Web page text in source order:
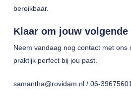
bereikbaar.
Klaar om jouw
Neem vandaag nog contact met ons
praktijk perfect bij jou past.
samantha@rovidam.nl / 06-39675601